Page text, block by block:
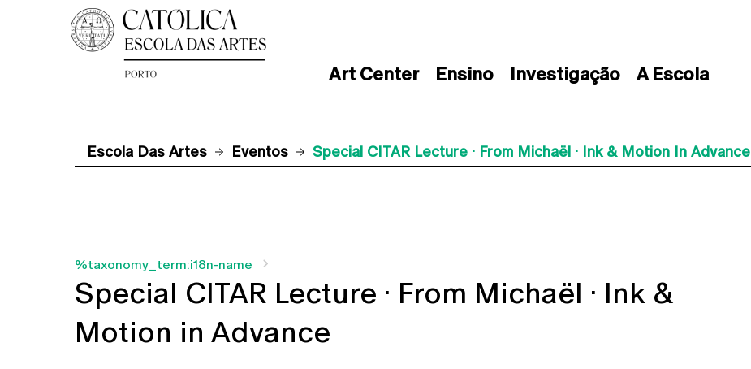
Art Center Ensino Investigação A Escola
Escola Das Artes Eventos Special CITAR Lecture · From Michaël · Ink & Motion In Advance
%taxonomy_term:i18n-name
Special CITAR Lecture · From Michaël · Ink &
Motion in Advance